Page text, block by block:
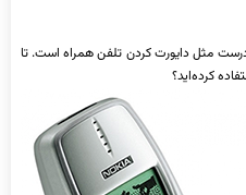
مثل دایورت کردن تلفن همراه است. تا
کرده‌اید؟